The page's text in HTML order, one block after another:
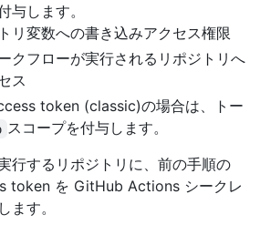
与します。
リ変数への書き込みアクセス権限
クフローが実行されるリポジトリへ
ス
token (classic)の場合は、トー
スコープを付与します。
行するリポジトリに、前の手順の
token を GitHub Actions シークレ
ます。